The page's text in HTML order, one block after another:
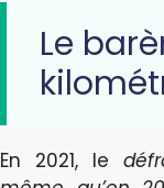
Le
En 2021, le